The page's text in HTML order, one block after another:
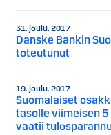
31. joulu. 2017
Danske Bankin
toteutunut
19. joulu. 2017
Suomalaiset
tasolle viimeisen
vaatii